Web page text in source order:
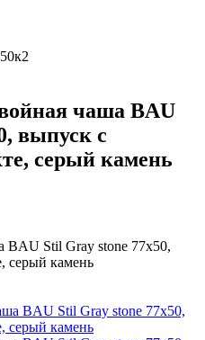
чаша BAU
выпуск с
серый камень
BAU Stil Gray stone 77х50,
серый камень